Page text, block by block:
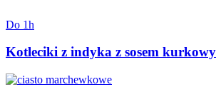
Do 1h
Kotleciki z indyka z sosem